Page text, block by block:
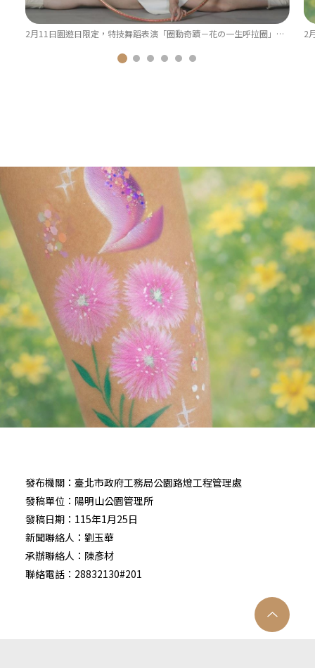
2月11日園遊日限定，特技舞蹈表演「圈動奇蹟－花の一生呼拉圈」。（圖片來源：圈動奇蹟）
發布機關：臺北市政府工務局公園路燈工程管理處
發稿單位：陽明山公園管理所
發稿日期：115年1月25日
新聞聯絡人：劉玉華
承辦聯絡人：陳彥材
聯絡電話：28832130#201